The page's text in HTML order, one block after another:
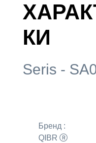
КИ
Seris -
Бренд :
QIBR